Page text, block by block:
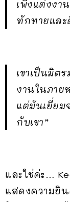
เพิ่งแต่งงา
ทักทายและ
เขาเป็นมิต
งานในภาย
แต่มันเยี่ยม
กับเขา”
และใช่ค่ะ…
แสดงความยิ